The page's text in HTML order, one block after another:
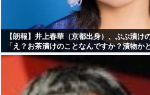
【朗報】井上春華（京都出身）、ぶぶ漬け
「え？お茶漬けのことなんですか？漬物か